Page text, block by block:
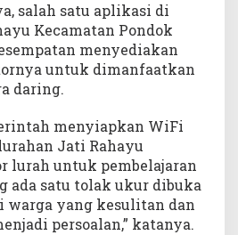
salah satu aplikasi di
Kecamatan Pondok
menyediakan
untuk dimanfaatkan
daring.
menyiapkan WiFi
Jati Rahayu
lurah untuk pembelajaran
ada satu tolak ukur dibuka
warga yang kesulitan dan
persoalan,” katanya.